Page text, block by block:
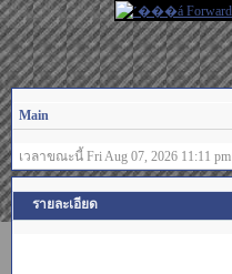
Main
เวลาขณะนี้ Fri Aug 07, 2026 11:11 pm
รายละเอียด